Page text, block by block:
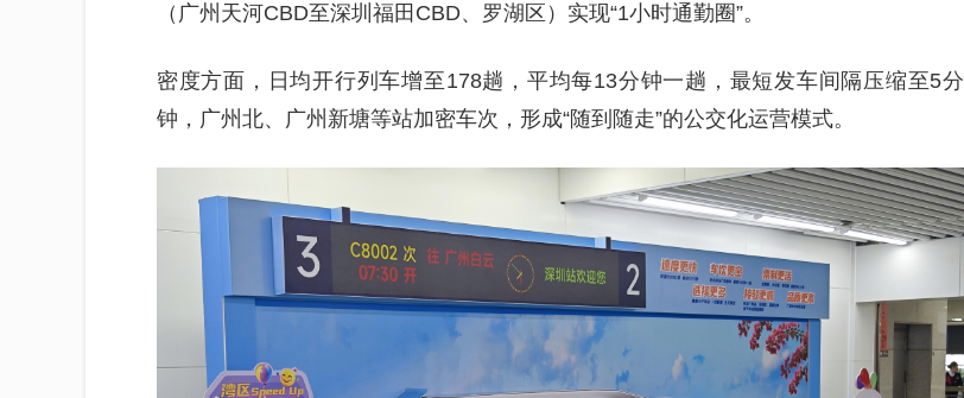
（广州天河CBD至深圳福田CBD、罗湖区）实现“1小时通勤圈”。
密度方面，日均开行列车增至178趟，平均每13分钟一趟，最短发车间隔压缩至5分
钟，广州北、广州新塘等站加密车次，形成“随到随走”的公交化运营模式。